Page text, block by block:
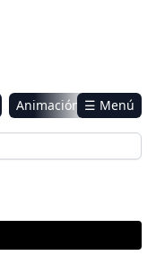
Animación
Drama
☰ Menú